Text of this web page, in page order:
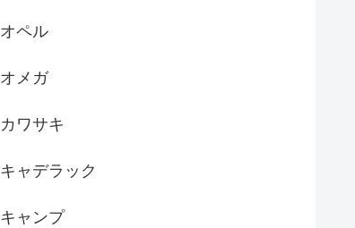
オペル
オメガ
カワサキ
キャデラック
キャンプ